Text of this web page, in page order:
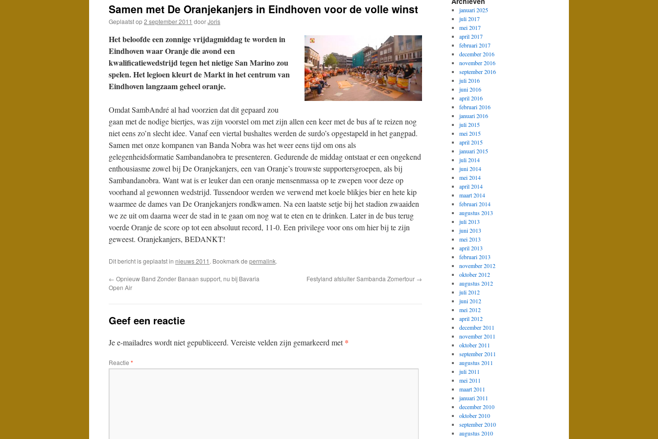
Samen met De Oranjekanjers in Eindhoven voor de volle winst
Geplaatst op2 september 2011 doorJoris
Het beloofde een zonnige vrijdagmiddag te worden in
Eindhoven waar Oranje die avond een
kwalificatiewedstrijd tegen het nietige San Marino zou
spelen. Het legioen kleurt de Markt in het centrum van
Eindhoven langzaam geheel oranje.
Omdat SambAndré al had voorzien dat dit gepaard zou
gaan met de nodige biertjes, was zijn voorstel om met zijn allen een keer met de bus af te reizen nog
niet eens zo’n slecht idee. Vanaf een viertal bushaltes werden de surdo’s opgestapeld in het gangpad.
Samen met onze kompanen van Banda Nobra was het weer eens tijd om ons als
gelegenheidsformatie Sambandanobra te presenteren. Gedurende de middag ontstaat er een ongekend
enthousiasme zowel bij De Oranjekanjers, een van Oranje’s trouwste supportersgroepen, als bij
Sambandanobra. Want wat is er leuker dan een oranje mensenmassa op te zwepen voor deze op
voorhand al gewonnen wedstrijd. Tussendoor werden we verwend met koele blikjes bier en hete kip
waarmee de dames van De Oranjekanjers rondkwamen. Na een laatste setje bij het stadion zwaaiden
we ze uit om daarna weer de stad in te gaan om nog wat te eten en te drinken. Later in de bus terug
voerde Oranje de score op tot een absoluut record, 11-0. Een privilege voor ons om hier bij te zijn
geweest. Oranjekanjers, BEDANKT!
Dit bericht is geplaatst in nieuws 2011 . Bookmark de permalink.
← Opnieuw Band Zonder Banaan support, nu bij Bavaria
Open Air
Festyland afsluiter Sambanda Zomertour →
Geef een reactie
Je e-mailadres wordt niet gepubliceerd. Vereiste velden zijn gemarkeerd met*
Reactie *
januari 2025
juli 2017
mei 2017
april 2017
februari 2017
december 2016
november 2016
september 2016
juli 2016
juni 2016
april 2016
februari 2016
januari 2016
juli 2015
mei 2015
april 2015
januari 2015
juli 2014
juni 2014
mei 2014
april 2014
maart 2014
februari 2014
augustus 2013
juli 2013
juni 2013
mei 2013
april 2013
februari 2013
november 2012
oktober 2012
augustus 2012
juli 2012
juni 2012
mei 2012
april 2012
december 2011
november 2011
oktober 2011
september 2011
augustus 2011
juli 2011
mei 2011
maart 2011
januari 2011
december 2010
oktober 2010
september 2010
augustus 2010